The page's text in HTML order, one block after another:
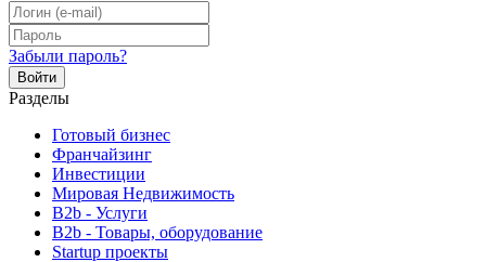
Забыли пароль?
Войти
Разделы
Готовый бизнес
Франчайзинг
Инвестиции
Мировая Недвижимость
B2b - Услуги
B2b - Товары, оборудование
Startup проекты